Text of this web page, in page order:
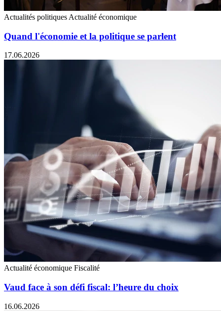
Actualités politiques Actualité économique
Quand l'économie et la politique se parlent
17.06.2026
Actualité économique Fiscalité
Vaud face à son défi fiscal: l’heure du choix
16.06.2026